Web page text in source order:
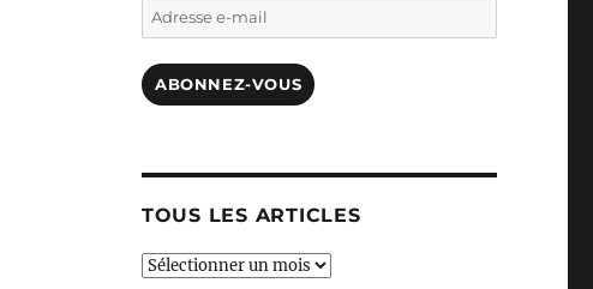
Adresse
e-
ABONNEZ-VOUS
TOUS LES ARTICLES
TOUS